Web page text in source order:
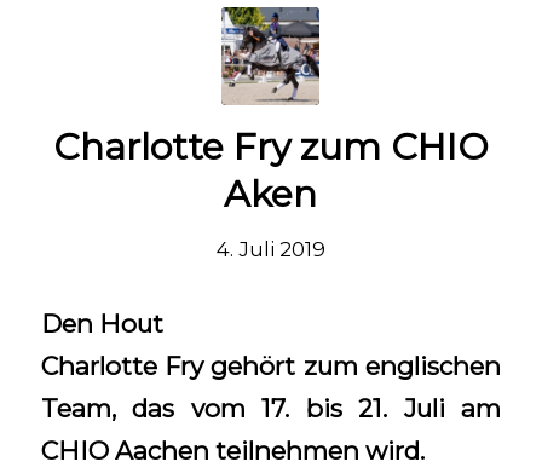
Charlotte Fry zum CHIO
Aken
4. Juli 2019
Den Hout
Charlotte Fry gehört zum englischen
Team, das vom 17. bis 21. Juli am
CHIO Aachen teilnehmen wird.